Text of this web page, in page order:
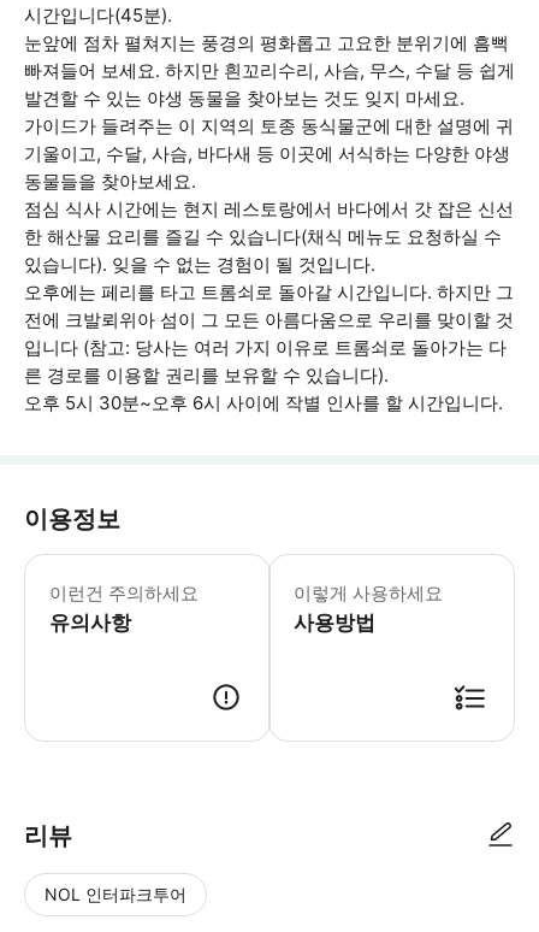
시간입니다(45분).
눈앞에 점차 펼쳐지는 풍경의 평화롭고 고요한 분위기에 흠뻑
빠져들어 보세요. 하지만 흰꼬리수리, 사슴, 무스, 수달 등 쉽게
발견할 수 있는 야생 동물을 찾아보는 것도 잊지 마세요.
가이드가 들려주는 이 지역의 토종 동식물군에 대한 설명에 귀
기울이고, 수달, 사슴, 바다새 등 이곳에 서식하는 다양한 야생
동물들을 찾아보세요.
점심 식사 시간에는 현지 레스토랑에서 바다에서 갓 잡은 신선
한 해산물 요리를 즐길 수 있습니다(채식 메뉴도 요청하실 수
있습니다). 잊을 수 없는 경험이 될 것입니다.
오후에는 페리를 타고 트롬쇠로 돌아갈 시간입니다. 하지만 그
전에 크발뢰위아 섬이 그 모든 아름다움으로 우리를 맞이할 것
입니다 (참고: 당사는 여러 가지 이유로 트롬쇠로 돌아가는 다
른 경로를 이용할 권리를 보유할 수 있습니다).
오후 5시 30분~오후 6시 사이에 작별 인사를 할 시간입니다.
이용정보
이런건 주의하세요
유의사항
* 소요시간 : 660분 (옵션에 따라 소
이렇게 사용하세요
사용방법
리뷰
NOL 인터파크투어